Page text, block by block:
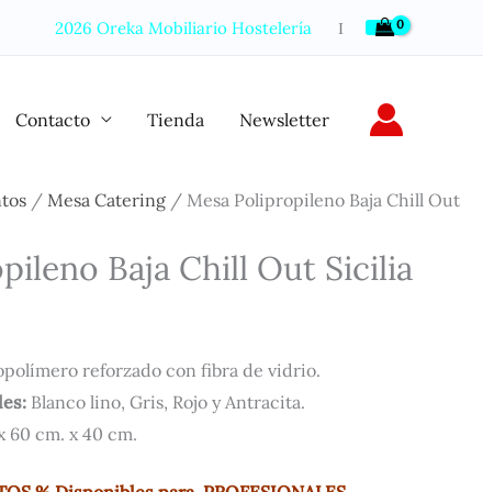
2026 Oreka Mobiliario Hostelería Ι
Contacto Tienda Newsletter
/ Mesa Catering/ Mesa Polipropileno Baja Chill Out
Baja Chill Out Sicilia
reforzado con fibra de vidrio.
Blanco lino, Gris, Rojo y Antracita.
60 cm. x 40 cm.